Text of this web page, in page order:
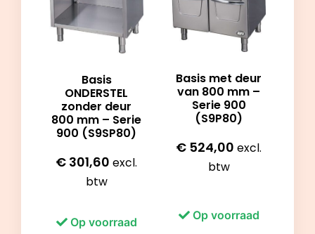
Basis
ONDERSTEL
zonder deur
800 mm – Serie
900 (S9SP80)
€ 301,60 excl.
btw
Op voorraad
Basis met deur
van 800 mm –
Serie 900
(S9P80)
€ 524,00 excl.
btw
Op voorraad